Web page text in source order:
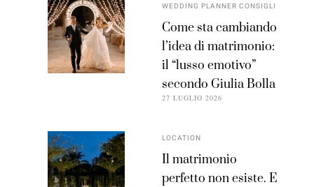
WEDDING PLANNER CONSIGLI
Come sta cambiando
l’idea di matrimonio:
il “lusso emotivo”
secondo Giulia Bolla
27 LUGLIO 2026
LOCATION
Il matrimonio
perfetto non esiste. E